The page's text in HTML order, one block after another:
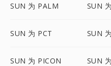
SUN 为 PALM SUN
SUN 为 PCT SUN
SUN 为 PICON SUN